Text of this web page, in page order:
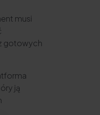
musi
gotowych
ją